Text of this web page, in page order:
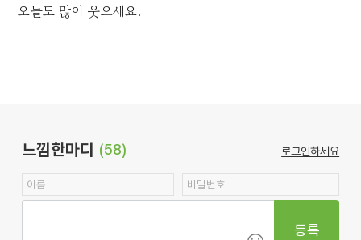
오늘도 많이 웃으세요.
느낌한마디 (58) 로그인하세요
등록